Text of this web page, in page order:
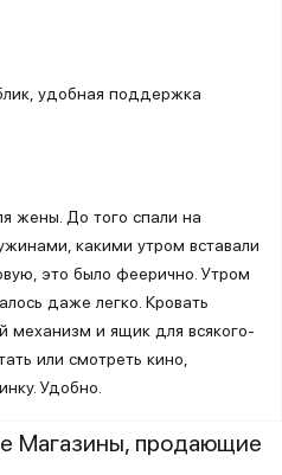
удобная поддержка
жены. До того спали на
какими утром вставали
это было феерично. Утром
даже легко. Кровать
механизм и ящик для всякого-
или смотреть кино,
Удобно.
Магазины, продающие